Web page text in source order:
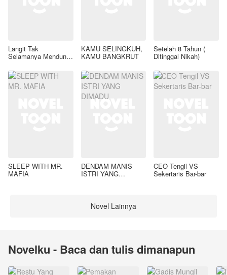
Langit Tak
Selamanya Mendung,
KAMU SELINGKUH,
KAMU BANGKRUT
Setelah 8 Tahun (
Ditinggal Nikah)
SLEEP WITH MR.
MAFIA
DENDAM MANIS
ISTRI YANG
CEO Tengil VS
Sekertaris Bar-bar
Novel Lainnya
Novelku - Baca dan tulis dimanapun